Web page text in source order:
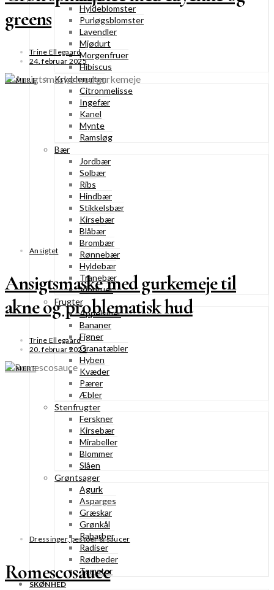
Hyldeblomster
Purløgsblomster
Lavendler
Mjødurt
Morgenfruer
Hibiscus
Krydderurter
Citronmelisse
Ingefær
Kanel
Mynte
Ramsløg
Bær
Jordbær
Solbær
Ribs
Hindbær
Stikkelsbær
Kirsebær
Blåbær
Brombær
Rønnebær
Hyldebær
Tranebær
Vindruer
Frugter
Appelsiner
Bananer
Figner
Granatæbler
Hyben
Kvæder
Pærer
Æbler
Stenfrugter
Ferskner
Kirsebær
Mirabeller
Blommer
Slåen
Grøntsager
Agurk
Asparges
Græskar
Grønkål
Rabarber
Radiser
Rødbeder
Tomater
SKØNHED
greens
Trine Ellegaard
24. februar 2025
SE MERE
Ansigtet
Ansigtsmaske med gurkemeje til
akne og problematisk hud
Trine Ellegaard
20. februar 2025
SE MERE
Dressinger, pestoer & saucer
Romescosauce